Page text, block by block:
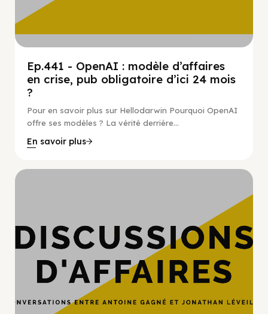
Ep.441 - OpenAI : modèle d’affaires
en crise, pub obligatoire d’ici 24 mois
?
Pour en savoir plus sur Hellodarwin Pourquoi OpenAI
offre ses modèles ? La vérité derrière...
En savoir plus